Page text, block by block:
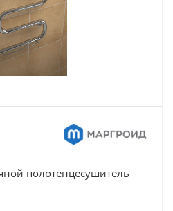
полотенцесушитель